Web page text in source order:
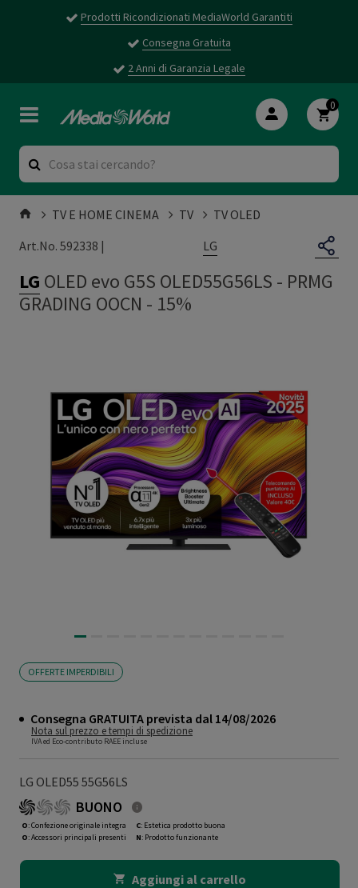
Prodotti Ricondizionati MediaWorld Garantiti
Consegna Gratuita
2 Anni di Garanzia Legale
0
TV E HOME CINEMA TV
TV OLED
Art.No. 592338 |
LG
LG OLED evo G5S OLED55G56LS - PRMG
GRADING OOCN - 15%
OFFERTE IMPERDIBILI
Consegna GRATUITA prevista dal 14/08/2026
Nota sul prezzo e tempi di spedizione
IVA ed Eco-contributo RAEE incluse
LG OLED55 55G56LS
BUONO
O: Confezione originale integra
O: Accessori principali presenti
C: Estetica prodotto buona
N: Prodotto funzionante
Aggiungi al carrello